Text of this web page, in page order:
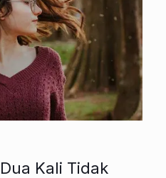
Kali Tidak